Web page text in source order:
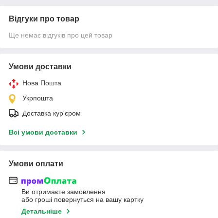
Відгуки про товар
Ще немає відгуків про цей товар
Умови доставки
Нова Пошта
Укрпошта
Доставка кур'єром
Всі умови доставки
Умови оплати
Ви отримаєте замовлення
або гроші повернуться на вашу картку
Детальніше